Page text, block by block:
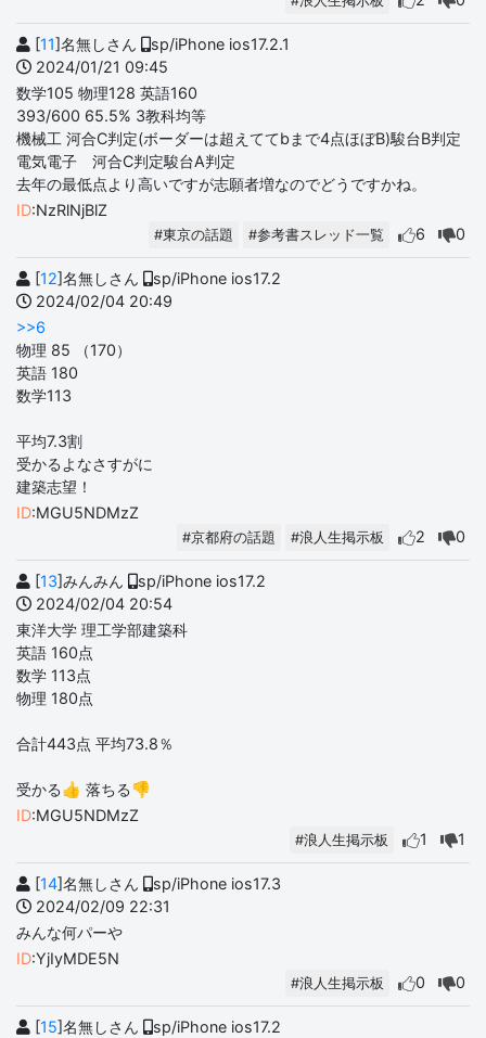
[11]名無しさん
sp/iPhone ios17.2.1
2024/01/21 09:45
数学105 物理128 英語160
393/600 65.5% 3教科均等
機械工 河合C判定(ボーダーは超えててbまで4点ほぼB)駿台B判定
電気電子 河合C判定駿台A判定
去年の最低点より高いですが志願者増なのでどうですかね。
ID:NzRlNjBlZ
#東京の話題 #参考書スレッド一覧 6 0
[12]名無しさん
sp/iPhone ios17.2
2024/02/04 20:49
>>6
物理 85 （170）
英語 180
数学113
平均7.3割
受かるよなさすがに
建築志望！
ID:MGU5NDMzZ
#京都府の話題 #浪人生掲示板 2 0
[13]みんみん
sp/iPhone ios17.2
2024/02/04 20:54
東洋大学 理工学部建築科
英語 160点
数学 113点
物理 180点
合計443点 平均73.8％
受かる👍 落ちる👎
ID:MGU5NDMzZ
#浪人生掲示板 1 1
[14]名無しさん
sp/iPhone ios17.3
2024/02/09 22:31
みんな何パーや
ID:YjIyMDE5N
#浪人生掲示板 0 0
[15]名無しさん
sp/iPhone ios17.2